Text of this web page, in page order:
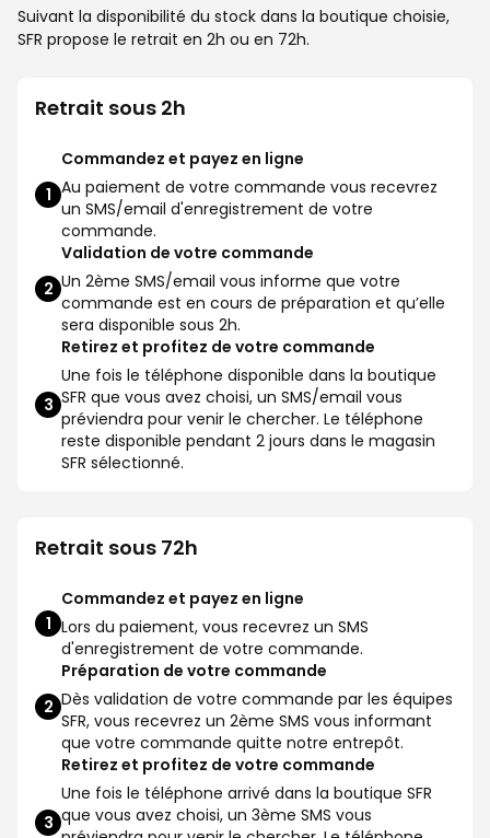
Suivant la disponibilité du stock dans la boutique choisie,
SFR propose le retrait en 2h ou en 72h.
Retrait sous 2h
1
Commandez et payez en ligne
Au paiement de votre commande vous recevrez
un SMS/email d'enregistrement de votre
commande.
2
Validation de votre commande
Un 2ème SMS/email vous informe que votre
commande est en cours de préparation et qu’elle
sera disponible sous 2h.
3
Retirez et profitez de votre commande
Une fois le téléphone disponible dans la boutique
SFR que vous avez choisi, un SMS/email vous
préviendra pour venir le chercher. Le téléphone
reste disponible pendant 2 jours dans le magasin
SFR sélectionné.
Retrait sous 72h
1
Commandez et payez en ligne
Lors du paiement, vous recevrez un SMS
d'enregistrement de votre commande.
2
Préparation de votre commande
Dès validation de votre commande par les équipes
SFR, vous recevrez un 2ème SMS vous informant
que votre commande quitte notre entrepôt.
3
Retirez et profitez de votre commande
Une fois le téléphone arrivé dans la boutique SFR
que vous avez choisi, un 3ème SMS vous